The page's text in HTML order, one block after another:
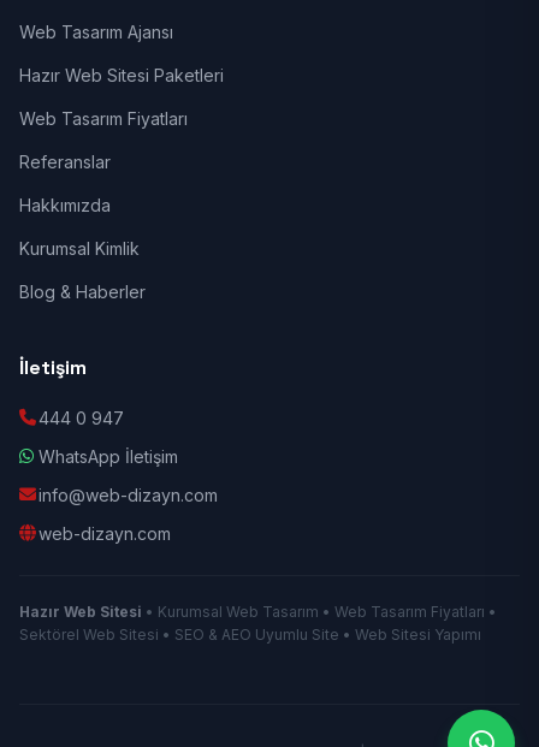
Web Tasarım Ajansı
Hazır Web Sitesi Paketleri
Web Tasarım Fiyatları
Referanslar
Hakkımızda
Kurumsal Kimlik
Blog & Haberler
İletişim
444 0 947
WhatsApp İletişim
info@web-dizayn.com
web-dizayn.com
Hazır Web Sitesi • Kurumsal Web Tasarım • Web Tasarım Fiyatları •
Sektörel Web Sitesi • SEO & AEO Uyumlu Site • Web Sitesi Yapımı